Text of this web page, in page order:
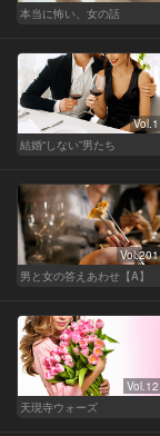
本当に怖い、女の話
Vol.1
結婚“しない”男たち
Vol.201
男と女の答えあわせ【A】
Vol.12
天現寺ウォーズ